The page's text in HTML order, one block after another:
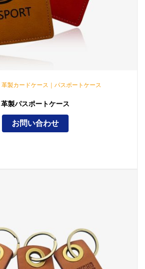
革製カードケース｜パスポートケース
革製パスポートケース
お問い合わせ